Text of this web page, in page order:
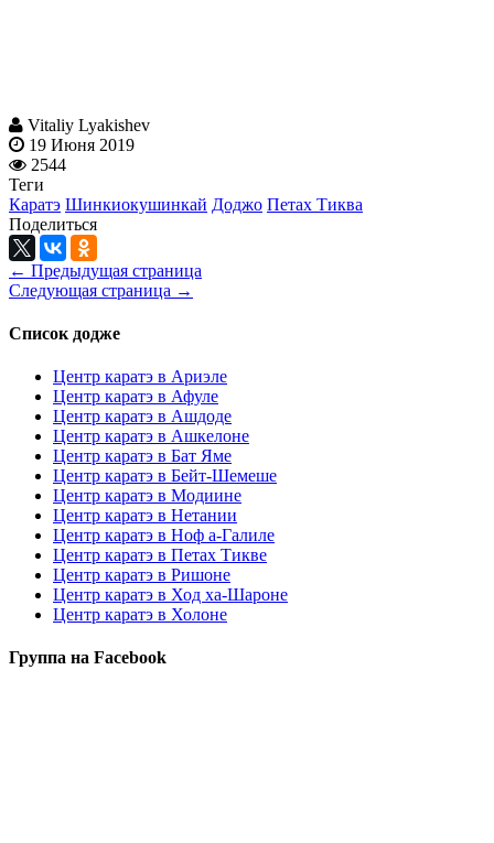
Vitaliy Lyakishev
19 Июня 2019
2544
Теги
Каратэ Шинкиокушинкай Доджо Петах Тиква
Поделиться
← Предыдущая страница
Следующая страница →
Список додже
Центр каратэ в Ариэле
Центр каратэ в Афуле
Центр каратэ в Ашдоде
Центр каратэ в Ашкелоне
Центр каратэ в Бат Яме
Центр каратэ в Бейт-Шемеше
Центр каратэ в Модиине
Центр каратэ в Нетании
Центр каратэ в Ноф а-Галиле
Центр каратэ в Петах Тикве
Центр каратэ в Ришоне
Центр каратэ в Ход ха-Шароне
Центр каратэ в Холоне
Группа на Facebook